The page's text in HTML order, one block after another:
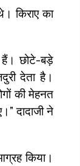
किराए का
हैं। छोटे-बड़े
देता है।
की मेहनत
दादाजी ने
किया।